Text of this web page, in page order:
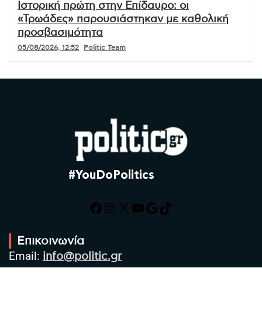
Ιστορική πρώτη στην Επίδαυρο: οι
«Τρωάδες» παρουσιάστηκαν με καθολική
προσβασιμότητα
05/08/2026, 12:52 Politic Team
#YouDoPolitics
Facebook
Instagram
X YouTube
Google
TikTok
Επικοινωνία
Email: info@politic.gr
Τηλ: